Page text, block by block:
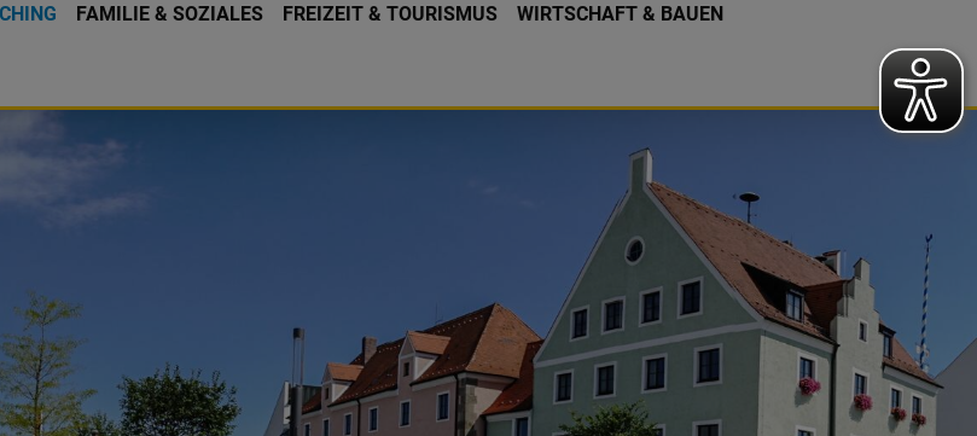
FAMILIE & SOZIALES FREIZEIT & TOURISMUS WIRTSCHAFT & BAUEN